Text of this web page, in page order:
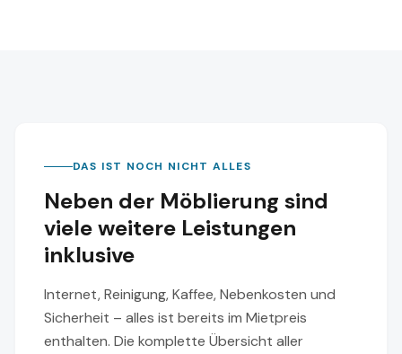
DAS IST NOCH NICHT ALLES
Neben der Möblierung sind
viele weitere Leistungen
inklusive
Internet, Reinigung, Kaffee, Nebenkosten und
Sicherheit – alles ist bereits im Mietpreis
enthalten. Die komplette Übersicht aller